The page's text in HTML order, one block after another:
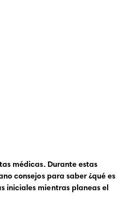
médicas. Durante estas
consejos para saber ¿qué es
iniciales mientras planeas el